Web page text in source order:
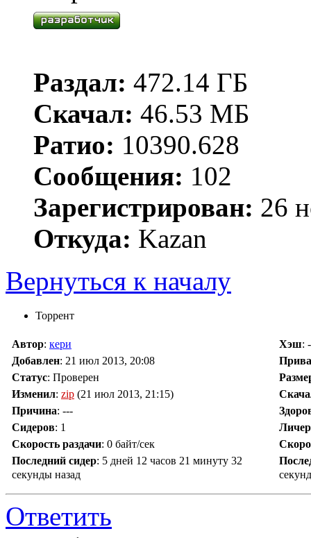
Раздал: 472.14 ГБ
Скачал: 46.53 МБ
Ратио: 10390.628
Сообщения: 102
Зарегистрирован: 26
Откуда: Kazan
Вернуться к началу
Торрент
Автор: кери Хэш:
Добавлен: 21 июл 2013, 20:08
Статус: Проверен
Изменил: zip (21 июл 2013, 21:15)
Причина: ---
Сидеров: 1
Скорость раздачи: 0 байт/сек
Последний сидер: 5 дней 12 часов 21 минуту 32
секунды назад
Ответить